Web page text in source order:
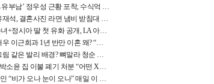
‘혼외자→유부남’ 정우성 근황 포착, 수식억 해킹 피해 후배 만났다 “존경하는”
집 공개 유재석, 결혼사진 라면 냄비 받침대 되고 분노‥가족사진도 피해(놀뭐)[어제TV]
백윤식 손녀+정시아 딸 첫 유화 공개, LA 아트쇼→서울국제조각페스타 작가다운 수준급 실력
유혜리, 배우 이근희과 1년 반만 이혼 왜? “식칼 꽂고 의자 던져” 충격 폭로(특종)[어제TV]
임지연, 그림 같은 발리 배경? 뼈말라 청순 비키니 핏에 상대 안 되네
김성수, ♥박소윤 집 이불 폐기 처분 “어떤 X이랑 썼을지 몰라” 질투(신랑수업2)[어제TV]
44kg 송가인 “비가 오나 눈이 오나” 매일 이 운동, 허벅지 근육량 상승+체지방 감소